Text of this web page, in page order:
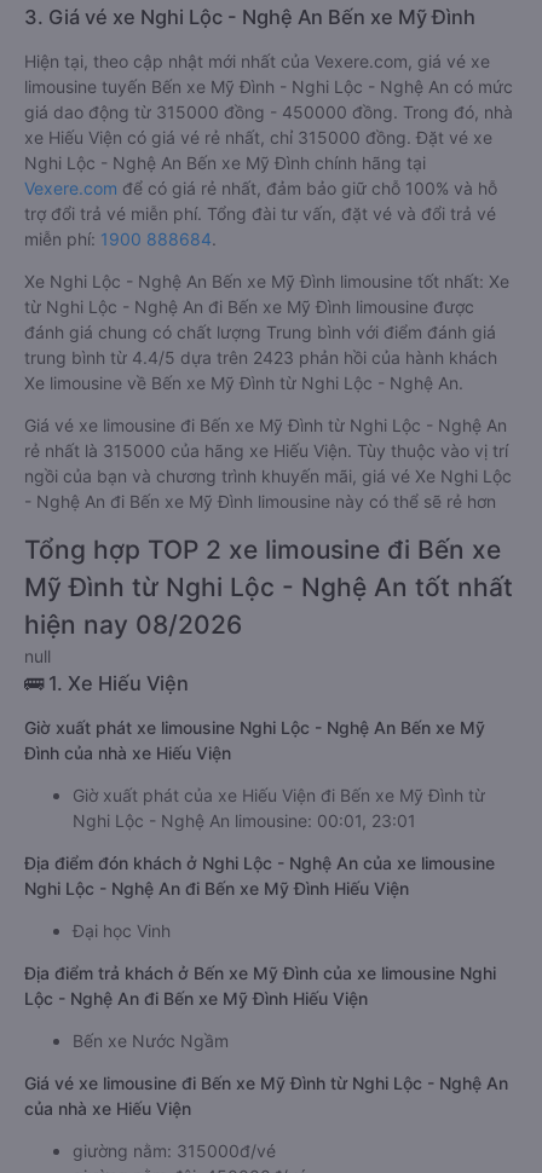
3. Giá vé xe Nghi Lộc - Nghệ An Bến xe Mỹ Đình
Hiện tại, theo cập nhật mới nhất của Vexere.com, giá vé xe
limousine tuyến Bến xe Mỹ Đình - Nghi Lộc - Nghệ An có mức
giá dao động từ 315000 đồng - 450000 đồng. Trong đó, nhà
xe Hiếu Viện có giá vé rẻ nhất, chỉ 315000 đồng. Đặt vé xe
Nghi Lộc - Nghệ An Bến xe Mỹ Đình chính hãng tại
Vexere.com để có giá rẻ nhất, đảm bảo giữ chỗ 100% và hỗ
trợ đổi trả vé miễn phí. Tổng đài tư vấn, đặt vé và đổi trả vé
miễn phí: 1900 888684.
Xe Nghi Lộc - Nghệ An Bến xe Mỹ Đình limousine tốt nhất: Xe
từ Nghi Lộc - Nghệ An đi Bến xe Mỹ Đình limousine được
đánh giá chung có chất lượng Trung bình với điểm đánh giá
trung bình từ 4.4/5 dựa trên 2423 phản hồi của hành khách
Xe limousine về Bến xe Mỹ Đình từ Nghi Lộc - Nghệ An.
Giá vé xe limousine đi Bến xe Mỹ Đình từ Nghi Lộc - Nghệ An
rẻ nhất là 315000 của hãng xe Hiếu Viện. Tùy thuộc vào vị trí
ngồi của bạn và chương trình khuyến mãi, giá vé Xe Nghi Lộc
- Nghệ An đi Bến xe Mỹ Đình limousine này có thể sẽ rẻ hơn
Tổng hợp TOP 2 xe limousine đi Bến xe
Mỹ Đình từ Nghi Lộc - Nghệ An tốt nhất
hiện nay 08/2026
null
🚌 1. Xe Hiếu Viện
Giờ xuất phát xe limousine Nghi Lộc - Nghệ An Bến xe Mỹ
Đình của nhà xe Hiếu Viện
Giờ xuất phát của xe Hiếu Viện đi Bến xe Mỹ Đình từ
Nghi Lộc - Nghệ An limousine: 00:01, 23:01
Địa điểm đón khách ở Nghi Lộc - Nghệ An của xe limousine
Nghi Lộc - Nghệ An đi Bến xe Mỹ Đình Hiếu Viện
Đại học Vinh
Địa điểm trả khách ở Bến xe Mỹ Đình của xe limousine Nghi
Lộc - Nghệ An đi Bến xe Mỹ Đình Hiếu Viện
Bến xe Nước Ngầm
Giá vé xe limousine đi Bến xe Mỹ Đình từ Nghi Lộc - Nghệ An
của nhà xe Hiếu Viện
giường nằm: 315000đ/vé